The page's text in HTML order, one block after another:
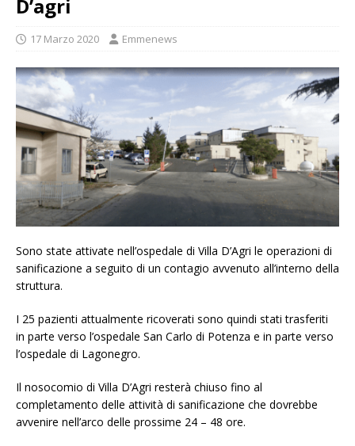
D’agri
17 Marzo 2020 Emmenews
Sono state attivate nell’ospedale di Villa D’Agri le operazioni di
sanificazione a seguito di un contagio avvenuto all’interno della
struttura.
I 25 pazienti attualmente ricoverati sono quindi stati trasferiti
in parte verso l’ospedale San Carlo di Potenza e in parte verso
l’ospedale di Lagonegro.
Il nosocomio di Villa D’Agri resterà chiuso fino al
completamento delle attività di sanificazione che dovrebbe
avvenire nell’arco delle prossime 24 – 48 ore.